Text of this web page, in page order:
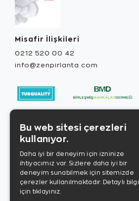
Misafir İlişkileri
0212 520 00 42
info@zenpirlanta.com
Bu web sitesi çerezleri
kullanıyor.
Daha iyi bir deneyim için izninize
ihtiyacımız var. Sizlere daha iyi bir
deneyim sunabilmek için sitemizde
çerezler kullanılmaktadır. Detaylı bilgi
için tıklayınız.